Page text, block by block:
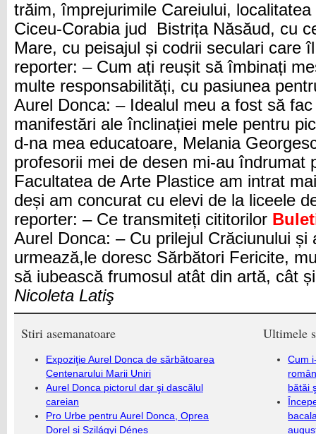
trăim, împrejurimile Careiului,
Ciceu-Corabia jud Bistrița Năsăud, cu
Mare, cu peisajul și codrii seculari care
reporter: – Cum ați reușit să îmbinați
multe responsabilități, cu pasiunea
Aurel Donca: – Idealul meu a fost să
manifestări ale înclinației mele pentru
d-na mea educatoare, Melania
profesorii mei de desen mi-au îndrumat
Facultatea de Arte Plastice am intrat
deși am concurat cu elevi de la liceele
reporter: – Ce transmiteți cititorilor
Aurel Donca: – Cu prilejul Crăciunului și
urmează,le doresc Sărbători Fericite,
să iubească frumosul atât din artă, cât
Nicoleta Latiş
Stiri asemanatoare
Expoziţie Aurel Donca de sărbătoarea
Centenarului Marii Uniri
Aurel Donca pictorul dar şi dascălul
careian
Pro Urbe pentru Aurel Donca, Oprea
Dorel și Szilágyi Dénes
Ultimele
Cum
bătăi